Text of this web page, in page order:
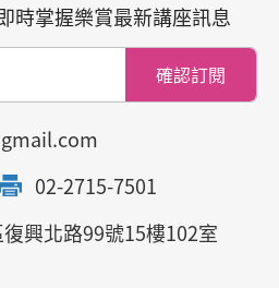
時掌握樂賞最新講座訊息
確認訂閱
02-2715-7501
興北路99號15樓102室